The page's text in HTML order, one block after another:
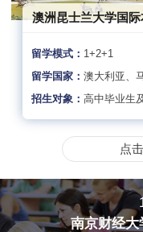
澳洲昆士兰大学国
留学模式： 1+2+1
留学国家：澳大利亚、
招生对象：高中毕业生
点
南京财经大